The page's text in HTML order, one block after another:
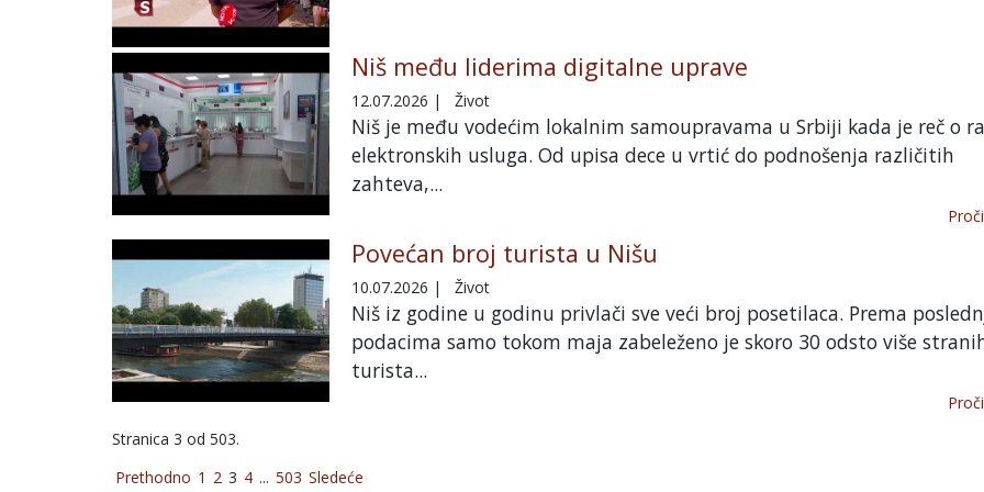
Niš među liderima digitalne uprave
12.07.2026 | Život
Niš je među vodećim lokalnim samoupravama u Srbiji kada je reč o
elektronskih usluga. Od upisa dece u vrtić do podnošenja različitih
zahteva,...
Povećan broj turista u Nišu
10.07.2026 | Život
Niš iz godine u godinu privlači sve veći broj posetilaca. Prema
podacima samo tokom maja zabeleženo je skoro 30 odsto više
turista...
Stranica 3 od 503.
Prethodno 1 2 3 4 ... 503 Sledeće